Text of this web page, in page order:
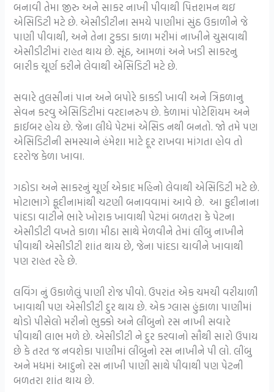
બનાવી તેમા જીરુ અને સાકર નાખી પીવાથી પિત્તશમન થઇ
એસિડિટી મટે છે. એસીડીટીના સમયે પાણીમાં સુંઠ ઉકાળીને જે
પાણી પીવાથી, અને તેના ટુકડા કાળા મરીમાં નાખીને ચુસવાથી
એસીડીટીમાં રાહત થાય છે. સૂંઠ, આમળાં અને ખડી સાકરનુ
બારીક ચૂર્ણ કરીને લેવાથી એસિડિટી મટે છે.
સવારે તુલસીનાં પાન અને બપોરે કાકડી ખાવી અને ત્રિફળાનુ
સેવન કરવુ એસિડિટીમાં વરદાનરુપ છે. કેળામાં પોટેશિયમ અને
ફાઈબર હોય છે. જેના લીધે પેટમાં એસિડ નથી બનતો. જો તમે પણ
એસિડિટીની સમસ્યાને હંમેશા માટે દૂર રાખવા માંગતા હોવ તો
દરરોજ કેળા ખાવા.
ગઠોડા અને સાકરનું ચૂર્ણ એકાદ મહિનો લેવાથી એસિડિટી મટે છે.
મોટાભાગે ફૂદીનામાંથી ચટણી બનાવવામાં આવે છે. આ ફુદીનાના
પાંદડા વાટીને ભારે ખોરાક ખાવાથી પેટમાં બળતરા કે પેટના
એસીડીટી વખતે કાળા મીઠા સાથે મેળવીને તેમાં લીંબુ નાખીને
પીવાથી એસીડીટી શાંત થાય છે, જેના પાંદડા ચાવીને ખાવાથી
પણ રાહત રહે છે.
લવિંગ નું ઉકાળેલું પાણી રોજ પીવો. ઉપરાંત એક ચમચી વરીયાળી
ખાવાથી પણ એસીડીટી દુર થાય છે. એક ગ્લાસ હુંફાળા પાણીમાં
થોડો પીસેલો મરીનો ભુક્કો અને લીંબુનો રસ નાખી સવારે
પીવાથી લાભ મળે છે. એસીડીટી ને દુર કરવાનો સૌથી સારો ઉપાય
છે કે તરત જ નવશેકા પાણીમાં લીંબુનો રસ નાખીને પી લો. લીંબુ
અને મધમાં આદુનો રસ નાખી પાણી સાથે પીવાથી પણ પેટની
બળતરા શાંત થાય છે.